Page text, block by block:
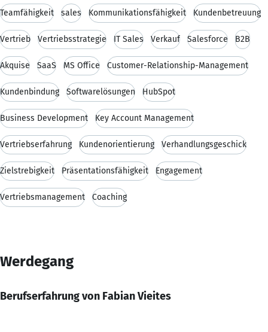
Teamfähigkeit sales Kommunikationsfähigkeit Kundenbetreuung
Vertrieb Vertriebsstrategie IT Sales Verkauf Salesforce B2B
Akquise SaaS MS Office Customer-Relationship-Management
Kundenbindung Softwarelösungen HubSpot
Business Development Key Account Management
Vertriebserfahrung Kundenorientierung Verhandlungsgeschick
Zielstrebigkeit Präsentationsfähigkeit Engagement
Vertriebsmanagement Coaching
Werdegang
Berufserfahrung von Fabian Vieites